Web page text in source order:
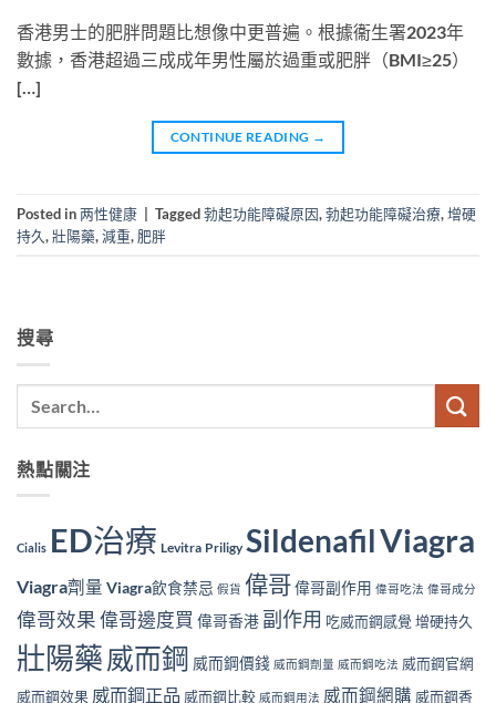
香港男士的肥胖問題比想像中更普遍。根據衞生署2023年
數據，香港超過三成成年男性屬於過重或肥胖（BMI≥25）
[…]
CONTINUE READING →
Posted in两性健康 | Tagged勃起功能障礙原因,勃起功能障礙治療,增硬
持久,壯陽藥,減重, 肥胖
搜尋
熱點關注
Cialis ED治療 Levitra Priligy SildenafilViagra
Viagra劑量 Viagra飲食禁忌 假貨 偉哥偉哥副作用 偉哥吃法 偉哥成分
偉哥效果偉哥邊度買 偉哥香港 副作用 吃威而鋼感覺 增硬持久
壯陽藥 威而鋼 威而鋼價錢 威而鋼劑量 威而鋼吃法 威而鋼官網
威而鋼效果 威而鋼正品 威而鋼比較 威而鋼用法 威而鋼網購 威而鋼香